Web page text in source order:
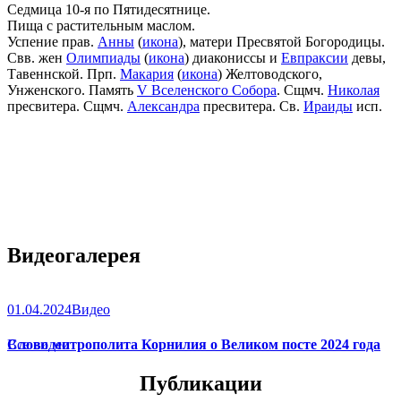
Седмица 10-я по Пятидесятнице.
Пища с растительным маслом.
Успение прав. Анны (икона), матери Пресвятой Богородицы.
Свв. жен Олимпиады (икона) диакониссы и Евпраксии девы,
Тавеннской. Прп. Макария (икона) Желтоводского,
Унженского. Память V Вселенского Собора. Сщмч. Николая
пресвитера. Сщмч. Александра пресвитера. Св. Ираиды исп.
Видеогалерея
01.04.2024Видео
Слово митрополита Корнилия о Великом посте 2024 года
Все видео
Публикации